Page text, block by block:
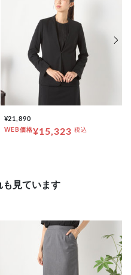
¥21,890
WEB価格¥15,323 税込
も見ています